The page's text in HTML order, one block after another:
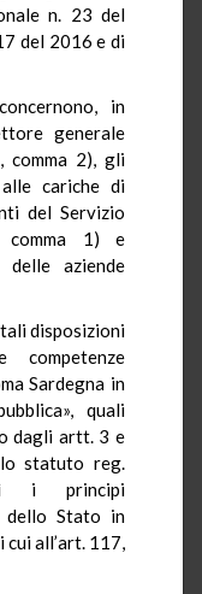
n. 23 del
del 2016 e di
in
generale
comma 2), gli
cariche di
del Servizio
comma 1) e
delle aziende
disposizioni
Sardegna in
quali
dagli artt. 3 e
statuto reg.
i principi
dello Stato in
cui all’art. 117,